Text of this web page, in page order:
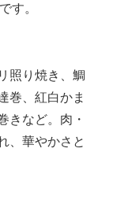
す。
照り焼き、鯛
巻、紅白かま
きなど。肉・
、華やかさと